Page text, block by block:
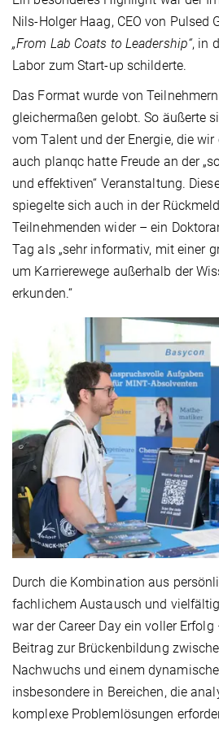
Nils-Holger Haag, CEO von Pulsed
„From Lab Coats to Leadership“, in
Labor zum Start-up schilderte.
Das Format wurde von
gleichermaßen gelobt. So äußerte
vom Talent und der Energie, die wir
auch planqc hatte Freude an der
und effektiven“ Veranstaltung.
spiegelte sich auch in der
Teilnehmenden wider – ein
Tag als „sehr informativ, mit einer
um Karrierewege außerhalb der
erkunden.“
Durch die Kombination aus
fachlichem Austausch und
war der Career Day ein voller
Beitrag zur Brückenbildung
Nachwuchs und einem
insbesondere in Bereichen, die
komplexe Problemlösungen